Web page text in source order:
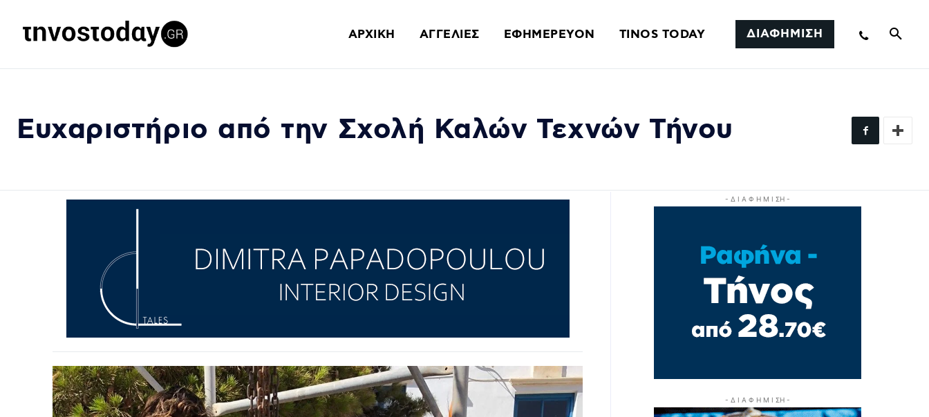
ΑΡΧΙΚΗ ΑΓΓΕΛΙΕΣ ΕΦΗΜΕΡΕΥΟΝ TINOS TODAY ΔΙΑΦΗΜΙΣΗ
Ευχαριστήριο από την Σχολή Καλών Τεχνών Τήνου
- Δ Ι Α Φ Η Μ Ι ΣΗ -
- Δ Ι Α Φ Η Μ Ι ΣΗ -